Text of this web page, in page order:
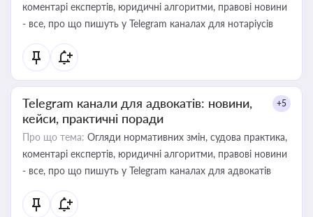
коментарі експертів, юридичні алгоритми, правові новини
- все, про що пишуть у Telegram каналах для нотаріусів
Telegram канали для адвокатів: новини,
кейси, практичні поради
+5
Про що тема: Огляди нормативних змін, судова практика,
коментарі експертів, юридичні алгоритми, правові новини
- все, про що пишуть у Telegram каналах для адвокатів